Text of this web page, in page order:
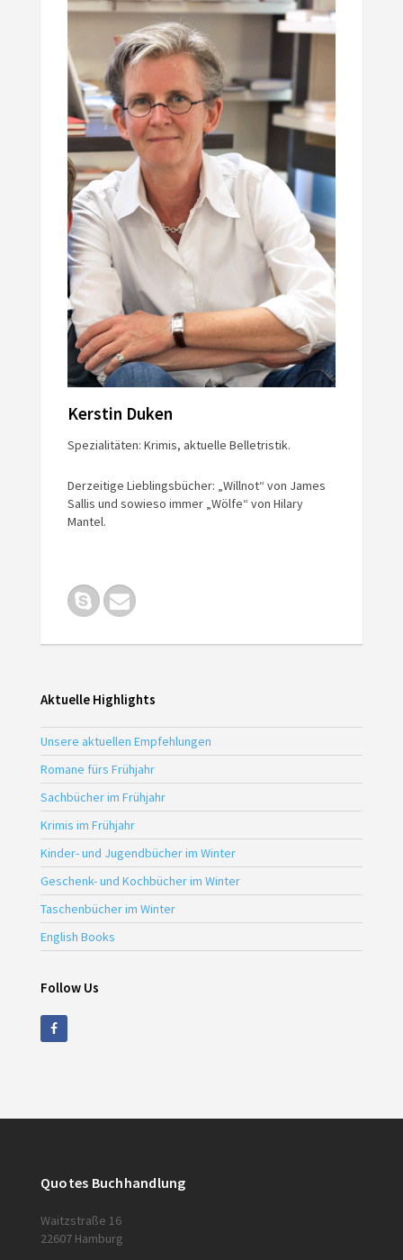
Kerstin Duken
Spezialitäten: Krimis, aktuelle Belletristik.
Derzeitige Lieblingsbücher: „Willnot“ von James
Sallis und sowieso immer „Wölfe“ von Hilary
Mantel.
Aktuelle Highlights
Unsere aktuellen Empfehlungen
Romane fürs Frühjahr
Sachbücher im Frühjahr
Krimis im Frühjahr
Kinder- und Jugendbücher im Winter
Geschenk- und Kochbücher im Winter
Taschenbücher im Winter
English Books
Follow Us
Quotes Buchhandlung
Waitzstraße 16
22607 Hamburg